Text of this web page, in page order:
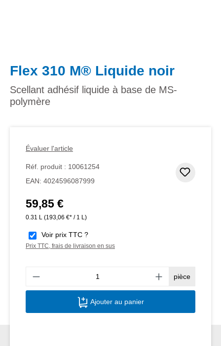
Flex 310 M® Liquide noir
Scellant adhésif liquide à base de MS-
polymère
Évaluer l'article
Réf. produit : 10061254
EAN: 4024596087999
Prix régulier :
59,85 €
0.31 L (193,06 €* / 1 L)
Voir prix TTC ?
Prix TTC, frais de livraison en sus
pièce
Ajouter au panier